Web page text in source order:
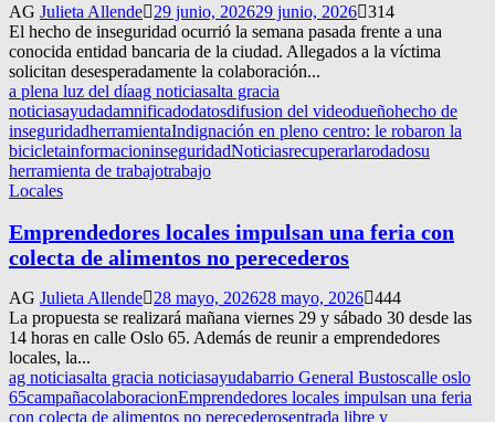
AG Julieta Allende 29 junio, 202629 junio, 2026 314
El hecho de inseguridad ocurrió la semana pasada frente a una
conocida entidad bancaria de la ciudad. Allegados a la víctima
solicitan desesperadamente la colaboración...
a plena luz del díaag noticiasalta gracia
noticiasayudadamnificadodatosdifusion del videodueñohecho de
inseguridadherramientaIndignación en pleno centro: le robaron la
bicicletainformacioninseguridadNoticiasrecuperarlarodadosu
herramienta de trabajotrabajo
Locales
Emprendedores locales impulsan una feria con
colecta de alimentos no perecederos
AG Julieta Allende 28 mayo, 202628 mayo, 2026 444
La propuesta se realizará mañana viernes 29 y sábado 30 desde las
14 horas en calle Oslo 65. Además de reunir a emprendedores
locales, la...
ag noticiasalta gracia noticiasayudabarrio General Bustoscalle oslo
65campañacolaboracionEmprendedores locales impulsan una feria
con colecta de alimentos no perecederosentrada libre y